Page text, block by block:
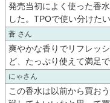
発売当初によく使った香
した。TPOで使い分けた
蒼
爽やかな香りでリフレッ
ど、たっぷり使えて満足
にゃ
この香水は以前から買お